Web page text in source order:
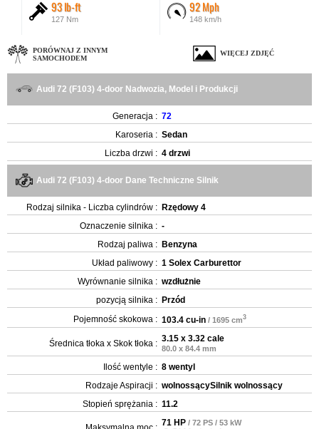
93 lb-ft
127 Nm
92 Mph
148 km/h
PORÓWNAJ Z INNYM
SAMOCHODEM
WIĘCEJ ZDJĘĆ
Audi 72 (F103) 4-door Nadwozia, Model i Produkcji
Generacja : 72
Karoseria : Sedan
Liczba drzwi : 4 drzwi
Audi 72 (F103) 4-door Dane Techniczne Silnik
Rodzaj silnika - Liczba cylindrów : Rzędowy 4
Oznaczenie silnika : -
Rodzaj paliwa : Benzyna
Układ paliwowy : 1 Solex Carburettor
Wyrównanie silnika : wzdłużnie
pozycją silnika : Przód
Pojemność skokowa : 103.4 cu-in / 1695 cm3
Średnica tłoka x Skok tłoka : 3.15 x 3.32 cale
80.0 x 84.4 mm
Ilość wentyle : 8 wentyl
Rodzaje Aspiracji : wolnossącySilnik wolnossący
Stopień sprężania : 11.2
71 HP / 72 PS / 53 kW